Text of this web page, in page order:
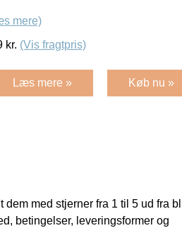
mere)
kr. (Vis fragtpris)
Læs mere » Køb nu »
med stjerner fra 1 til 5 ud fra
betingelser, leveringsformer og